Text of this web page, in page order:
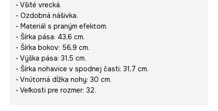
- Všité vrecká.
- Ozdobná nášivka.
- Materiál s praným efektom.
- Šírka pása: 43,6 cm.
- Šírka bokov: 56,9 cm.
- Výška pása: 31,5 cm.
- Šírka nohavice v spodnej časti: 31,7 cm.
- Vnútorná dĺžka nohy: 30 cm.
- Veľkosti pre rozmer: 32.